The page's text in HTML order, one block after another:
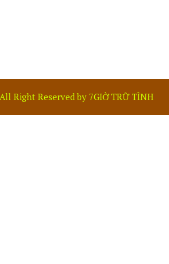
Right Reserved by 7GIỜ TRỮ TÌNH